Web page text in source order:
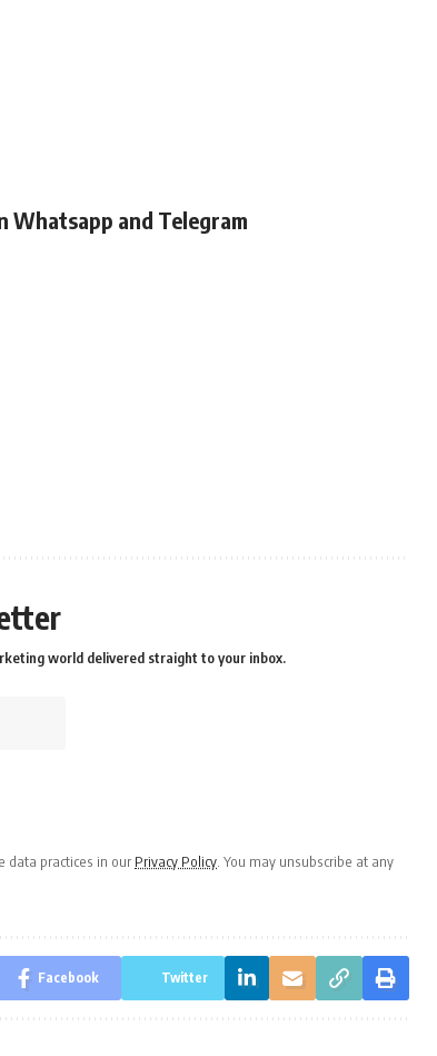
Whatsapp and Telegram
world delivered straight to your inbox.
data practices in our Privacy Policy . You may unsubscribe at any
Facebook Twitter